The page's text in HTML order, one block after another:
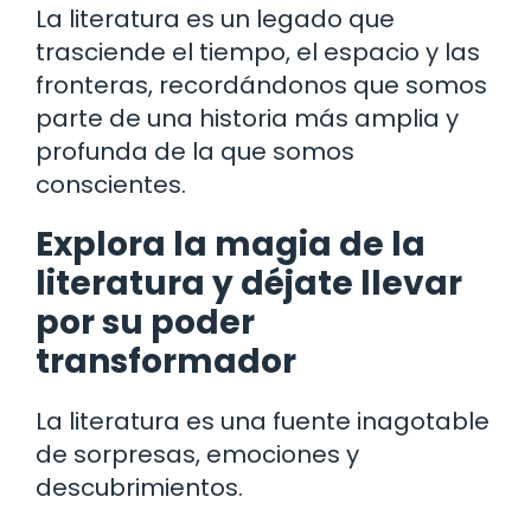
La literatura es un legado que
trasciende el tiempo, el espacio y las
fronteras, recordándonos que somos
parte de una historia más amplia y
profunda de la que somos
conscientes.
Explora la magia de la
literatura y déjate llevar
por su poder
transformador
La literatura es una fuente inagotable
de sorpresas, emociones y
descubrimientos.